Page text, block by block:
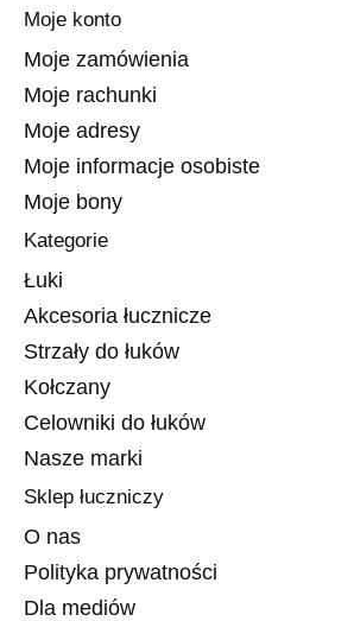
Moje konto
Moje zamówienia
Moje rachunki
Moje adresy
Moje informacje osobiste
Moje bony
Kategorie
Łuki
Akcesoria łucznicze
Strzały do łuków
Kołczany
Celowniki do łuków
Nasze marki
Sklep łuczniczy
O nas
Polityka prywatności
Dla mediów